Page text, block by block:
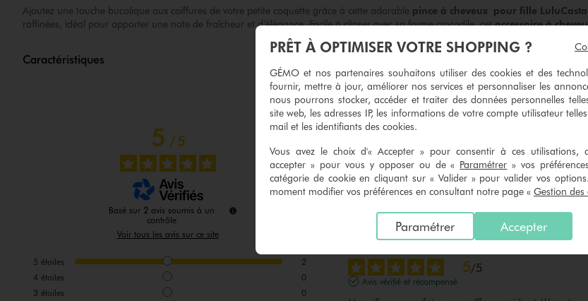
Ajoutez une touche bucolique aux coiffures de votre petite coquette grâce à cette adorable pince à cheveux pour fille
raffinées, idéal pour apporter une note de fraîcheur et d’élégance. Facile à clipser avec sa forme crocodile, cetaccessoire à
Caractéristiques
5/5
Basé sur 2 avis soumis à un
contrôle
Voir tous les avis sur ce site
5 étoiles
2
4 étoiles
0
3 étoiles
0
Avis vérifié et récompensé
De bonne qualité
Avis du09/12/2025 , suite à une expérience du 26/11/2025
Signaler
5/5
Avis vérifié et récompensé
PRÊT À OPTIMISER VOTRE SHOPPING ?
GÉMO et nos partenaires souhaitons utiliser des cookies et des
fournir, mettre à jour, améliorer nos services et personnaliser les
nous pourrons stocker, accéder et traiter des données personnelles
site web, les adresses IP, les informations de votre compte utilisateur
mail et les identifiants des cookies.
Vous avez le choix d'« Accepter » pour consentir à ces utilisations,
accepter » pour vous y opposer ou de « Paramétrer » vos
catégorie de cookie en cliquant sur « Valider » pour valider vos
moment modifier vos préférences en consultant notre page « Gestion des
Accepter
Paramétrer